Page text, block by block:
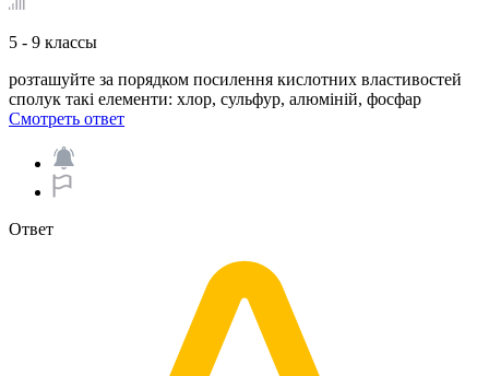
5 - 9 классы
розташуйте за порядком посилення кислотних властивостей
сполук такі елементи: хлор, сульфур, алюміній, фосфар
Смотреть ответ
Ответ